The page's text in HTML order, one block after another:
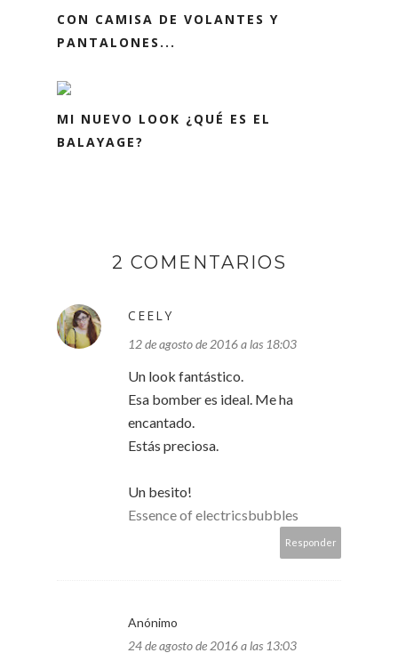
CON CAMISA DE VOLANTES Y
PANTALONES...
MI NUEVO LOOK ¿QUÉ ES EL
BALAYAGE?
2 COMENTARIOS
CEELY
12 de agosto de 2016 a las 18:03
Un look fantástico.
Esa bomber es ideal. Me ha
encantado.
Estás preciosa.
Un besito!
Essence of electricsbubbles
Responder
Anónimo
24 de agosto de 2016 a las 13:03